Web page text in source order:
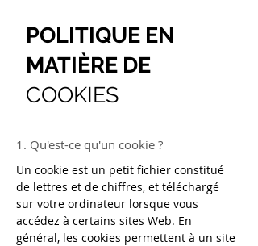
POLITIQUE EN
MATIÈRE DE
COOKIES
1. Qu'est-ce qu'un cookie ?
Un cookie est un petit fichier constitué
de lettres et de chiffres, et téléchargé
sur votre ordinateur lorsque vous
accédez à certains sites Web. En
général, les cookies permettent à un site